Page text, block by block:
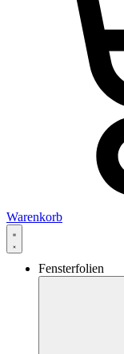
Warenkorb
Fensterfolien